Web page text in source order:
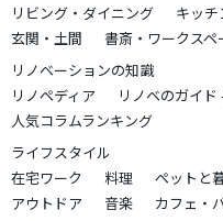
リビング・ダイニング
キッチ
玄関・土間
書斎・ワークスペ
リノベーションの知識
リノペディア
リノベのガイド
人気コラムランキング
ライフスタイル
在宅ワーク
料理 ペットと
アウトドア
音楽
カフェ・